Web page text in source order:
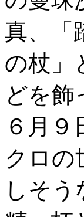
真、「
の杖」
どを飾
６月
クロの
しそ